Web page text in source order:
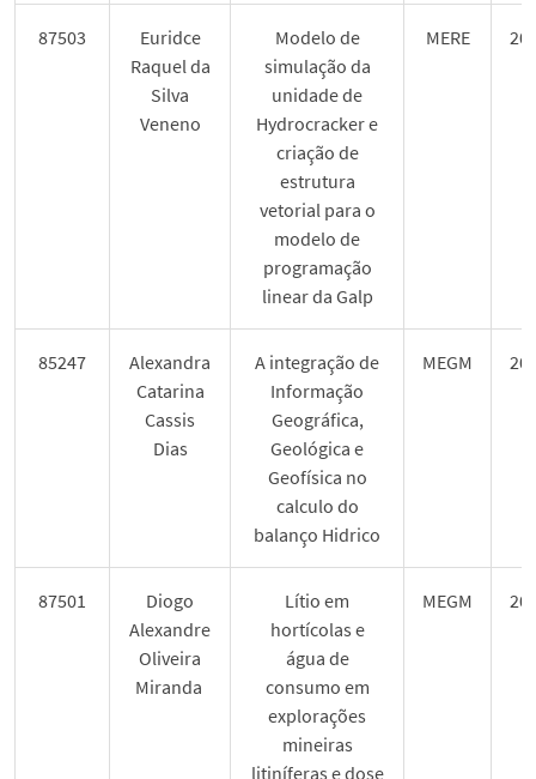
87503
Euridce
Raquel da
Silva
Veneno
Modelo de
simulação da
unidade de
Hydrocracker e
criação de
estrutura
vetorial para o
modelo de
programação
linear da Galp
MERE
85247
Alexandra
Catarina
Cassis
Dias
A integração de
Informação
Geográfica,
Geológica e
Geofísica no
calculo do
balanço Hidrico
MEGM
87501
Diogo
Alexandre
Oliveira
Miranda
Lítio em
hortícolas e
água de
consumo em
explorações
mineiras
litiníferas e dose
MEGM